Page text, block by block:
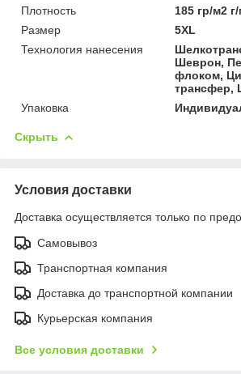
Плотность
185 гр/м2
Размер
5XL
Технология нанесения
Шеврон,
флоком,
трансфер,
Упаковка
Скрыть
Условия доставки
Доставка осуществляется только по
Самовывоз
Транспортная компания
Доставка до транспортной компании
Курьерская компания
Все условия доставки